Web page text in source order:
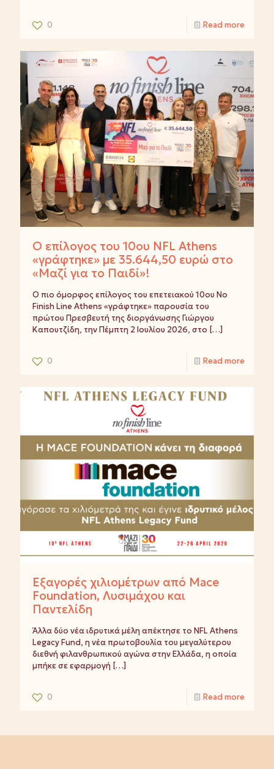
0 Read more
Ο επίλογος του 10ου NFL Athens
«γράφτηκε» με 35.644,50 ευρώ στο
«Μαζί για το Παιδί»!
Ο πιο όμορφος επίλογος του επετειακού 10ου No
Finish Line Athens «γράφτηκε» παρουσία του
πρώτου Πρεσβευτή της διοργάνωσης Γιώργου
Καπουτζίδη, την Πέμπτη 2 Ιουλίου 2026, στο […]
0 Read more
Εξαγορές χιλιομέτρων από Mace
Foundation, Λυσιμάχου και
Παντελίδη
Άλλα δύο νέα ιδρυτικά μέλη απέκτησε το NFL Athens
Legacy Fund, η νέα πρωτοβουλία του μεγαλύτερου
διεθνή φιλανθρωπικού αγώνα στην Ελλάδα, η οποία
μπήκε σε εφαρμογή […]
0 Read more